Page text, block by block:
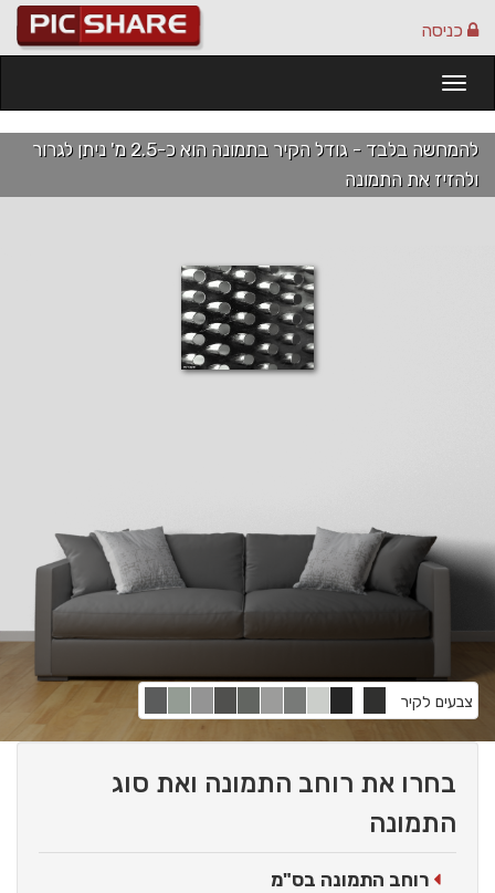
כניסה
להמחשה בלבד - גודל הקיר בתמונה הוא כ-2.5 מ' ניתן לגרור
ולהזיז את התמונה
צבעים לקיר
בחרו את רוחב התמונה ואת סוג
התמונה
רוחב התמונה בס"מ